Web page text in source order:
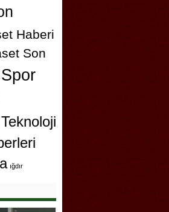
Haberi
Son
Spor
Teknoloji
ığdır